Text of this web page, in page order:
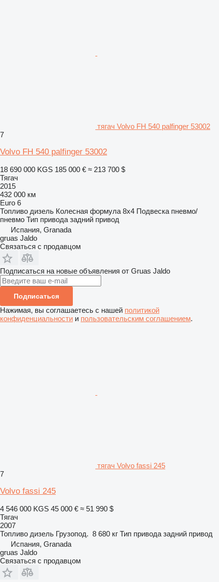
тягач Volvo FH 540 palfinger 53002
7
Volvo FH 540 palfinger 53002
18 690 000 KGS 185 000 € ≈ 213 700 $
Тягач
2015
432 000 км
Euro 6
Топливо дизель Колесная формула 8x4 Подвеска пневмо/
пневмо Тип привода задний привод
Испания, Granada
gruas Jaldo
Связаться с продавцом
Подписаться на новые объявления от Gruas Jaldo
Подписаться
Нажимая, вы соглашаетесь с нашей политикой
конфиденциальности и пользовательским соглашением.
тягач Volvo fassi 245
7
Volvo fassi 245
4 546 000 KGS 45 000 € ≈ 51 990 $
Тягач
2007
Топливо дизель Грузопод. 8 680 кг Тип привода задний привод
Испания, Granada
gruas Jaldo
Связаться с продавцом